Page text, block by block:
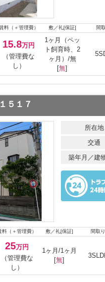
料（＋管理費） 敷／礼[保証] 間
15.8万円
（管理費な
し）
1ヶ月（ペッ
ト飼育時、2
ヶ月）/無
[無]
５１７
所在地
交通
築年月／建
料（＋管理費） 敷／礼[保証] 間取り
25万円
（管理費な
し）
1ヶ月/1ヶ月
[無]